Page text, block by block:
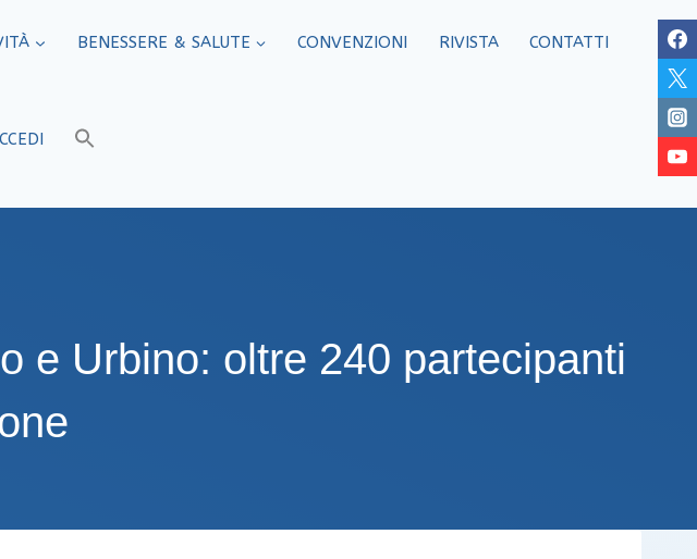
BENESSERE & SALUTE CONVENZIONI RIVISTA CONTATTI
e Urbino: oltre 240 partecipanti